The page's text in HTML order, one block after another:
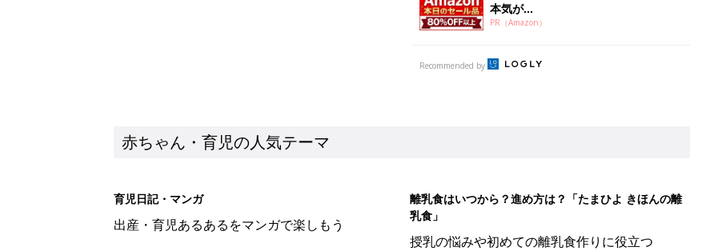
本気が...
PR（Amazon）
Recommended by
赤ちゃん・育児の人気テーマ
育児日記・マンガ
出産・育児あるあるをマンガで楽しもう
離乳食はいつから？進め方は？「たまひよ きほんの離
乳食」
授乳の悩みや初めての離乳食作りに役立つ